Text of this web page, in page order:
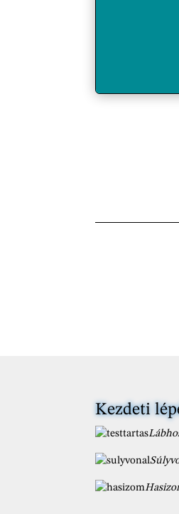
Kezdeti